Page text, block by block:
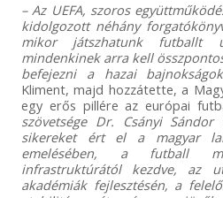
– Az UEFA, szoros
kidolgozott néhány
mikor játszhatunk futballt
mindenkinek arra kell
befejezni a hazai
Kliment, majd hozzátette, a
egy erős pillére az európai
szövetsége Dr. Csányi
sikereket ért el a magyar
emelésében, a futball
infrastruktúrától kezdve, az
akadémiák fejlesztésén, a